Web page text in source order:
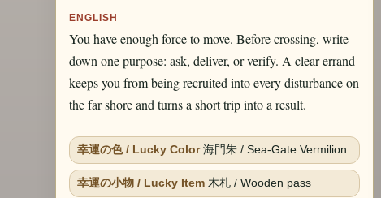
ENGLISH
You have enough force to move. Before crossing, write
down one purpose: ask, deliver, or verify. A clear errand
keeps you from being recruited into every disturbance on
the far shore and turns a short trip into a result.
幸運の色 / Lucky Color海門朱 / Sea-Gate Vermilion
幸運の小物 / Lucky Item木札 / Wooden pass